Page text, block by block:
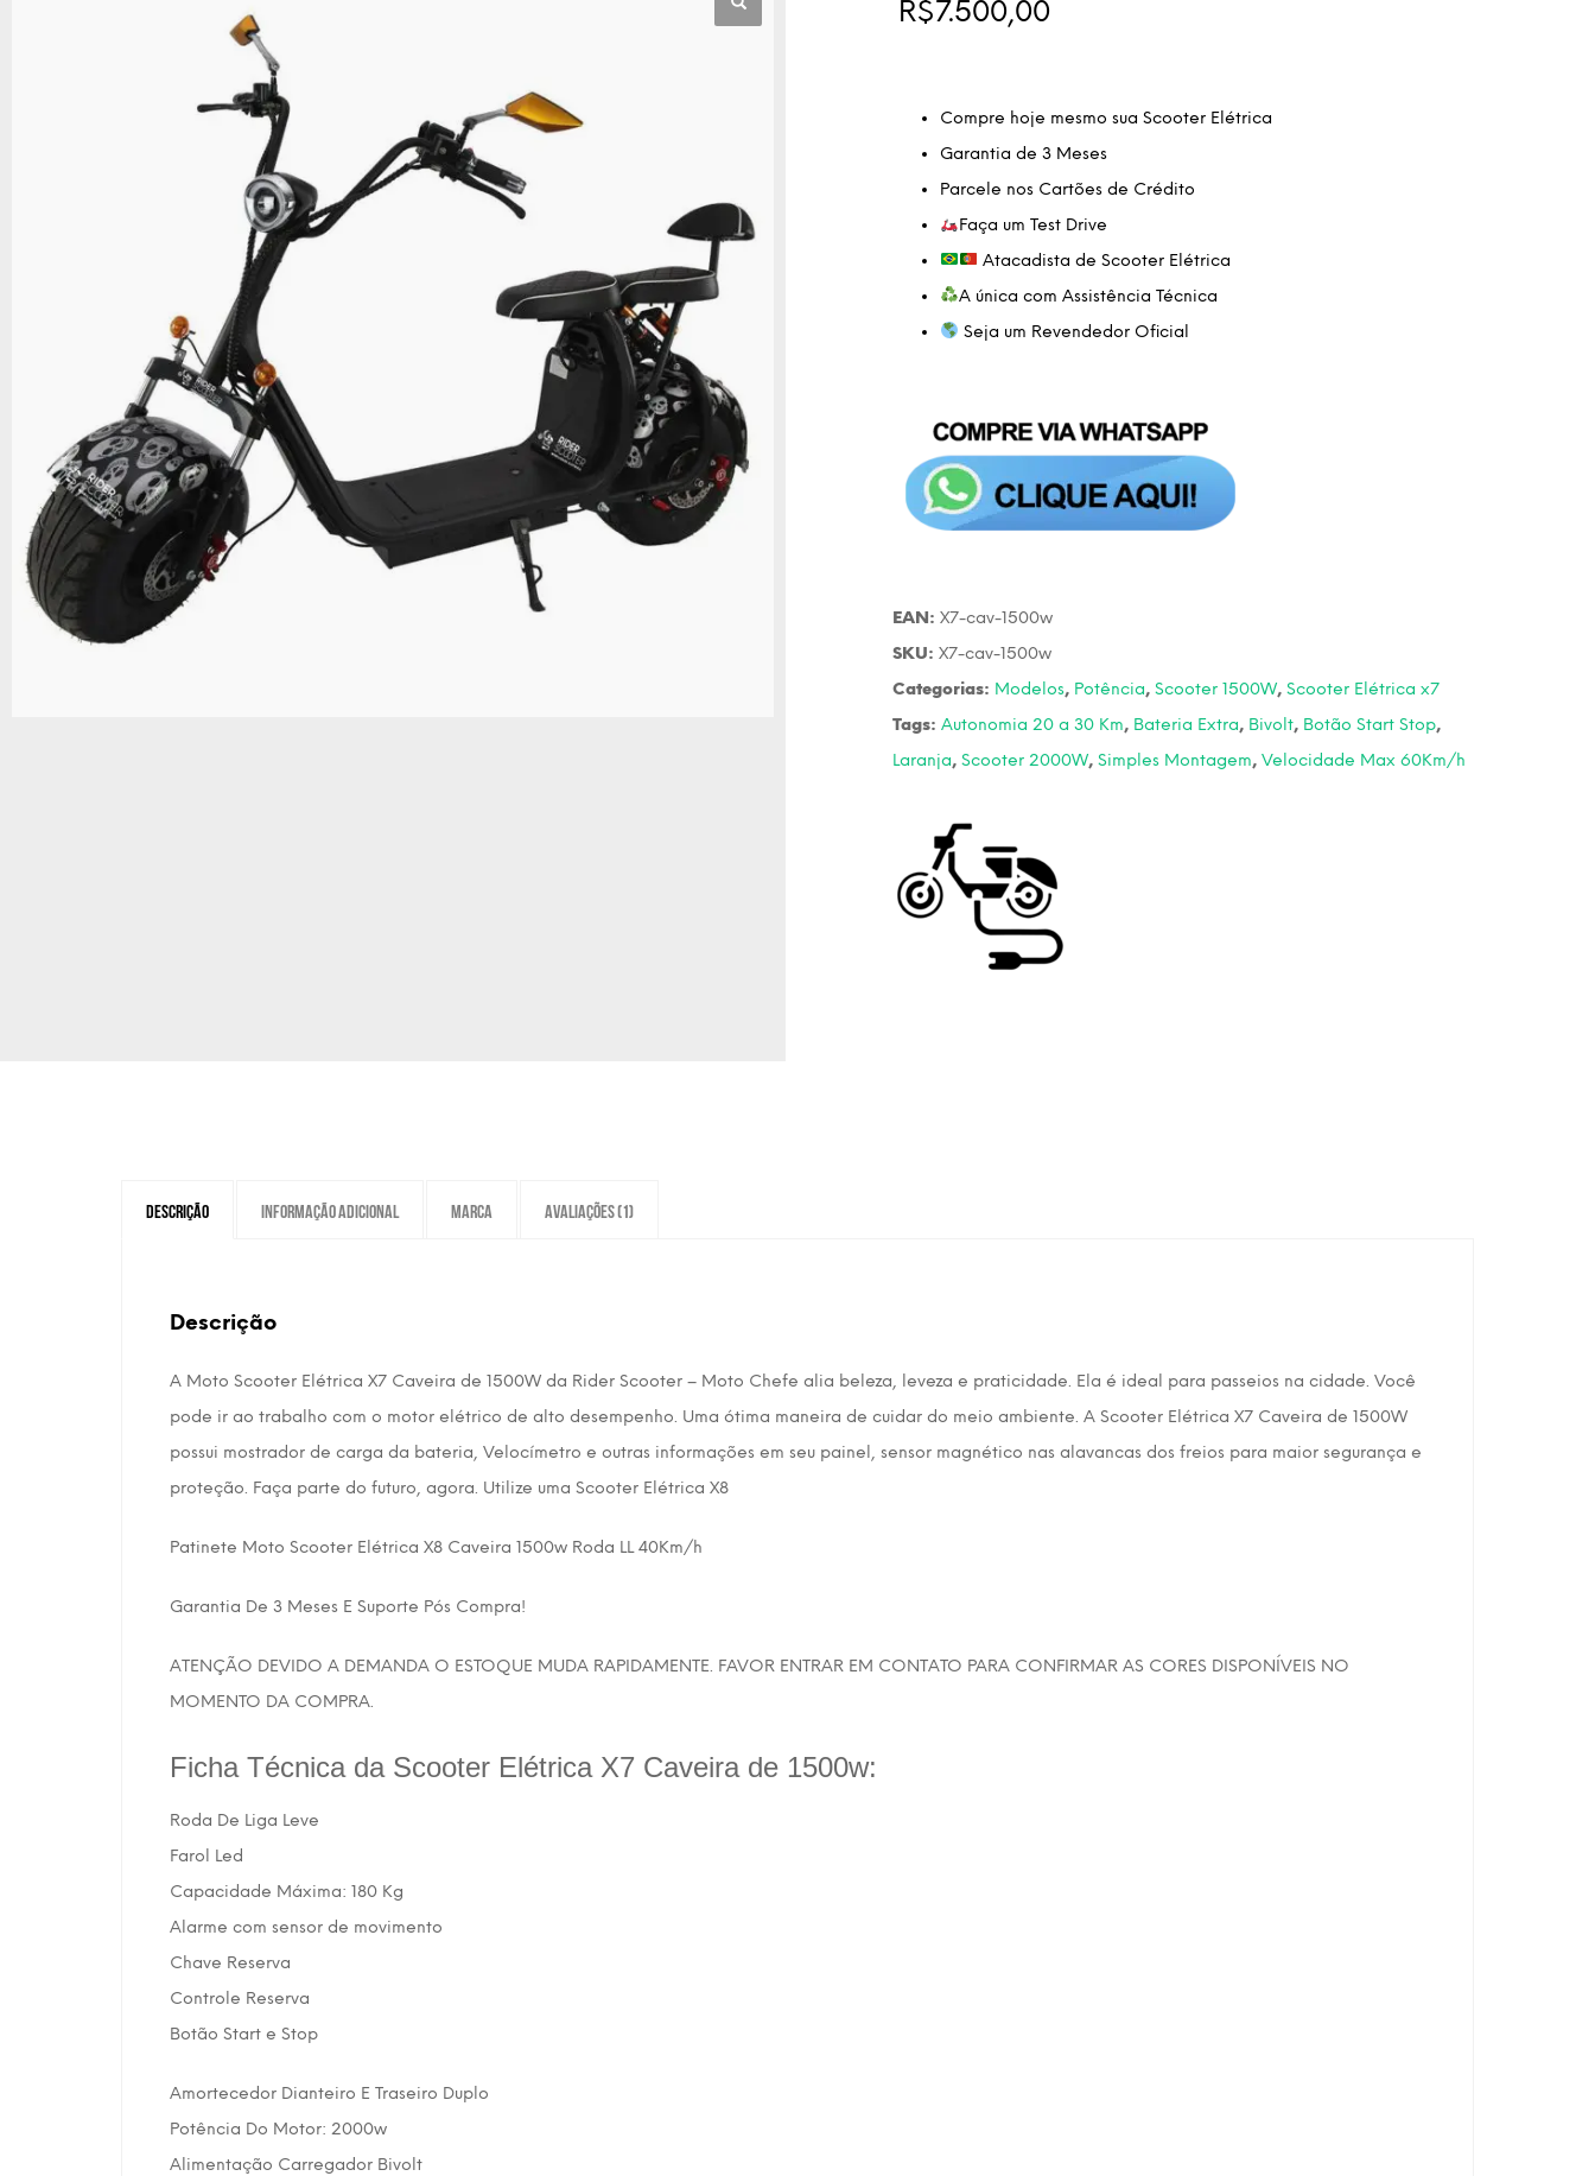
baseado
R$7.500,00
Compre hoje mesmo sua Scooter Elétrica
Garantia de 3 Meses
Parcele nos Cartões de Crédito
Faça um Test Drive
Atacadista de Scooter Elétrica
A única com Assistência Técnica
Seja um Revendedor Oficial
EAN: X7-cav-1500w
SKU: X7-cav-1500w
Categorias: Modelos, Potência, Scooter 1500W, Scooter Elétrica x7
Tags: Autonomia 20 a 30 Km, Bateria Extra, Bivolt, Botão Start Stop,
Laranja, Scooter 2000W, Simples Montagem, Velocidade Max 60Km/h
Descrição Informação adicional Marca Avaliações (1)
Descrição
A Moto Scooter Elétrica X7 Caveira de 1500W da Rider Scooter – Moto Chefe alia beleza, leveza e praticidade. Ela é ideal para passeios na cidade. Você
pode ir ao trabalho com o motor elétrico de alto desempenho. Uma ótima maneira de cuidar do meio ambiente. A Scooter Elétrica X7 Caveira de 1500W
possui mostrador de carga da bateria, Velocímetro e outras informações em seu painel, sensor magnético nas alavancas dos freios para maior segurança e
proteção. Faça parte do futuro, agora. Utilize uma Scooter Elétrica X8
Patinete Moto Scooter Elétrica X8 Caveira 1500w Roda LL 40Km/h
Garantia De 3 Meses E Suporte Pós Compra!
ATENÇÃO DEVIDO A DEMANDA O ESTOQUE MUDA RAPIDAMENTE. FAVOR ENTRAR EM CONTATO PARA CONFIRMAR AS CORES DISPONÍVEIS NO
MOMENTO DA COMPRA.
Ficha Técnica da Scooter Elétrica X7 Caveira de 1500w:
Roda De Liga Leve
Farol Led
Capacidade Máxima: 180 Kg
Alarme com sensor de movimento
Chave Reserva
Controle Reserva
Botão Start e Stop
Amortecedor Dianteiro E Traseiro Duplo
Potência Do Motor: 2000w
Alimentação Carregador Bivolt